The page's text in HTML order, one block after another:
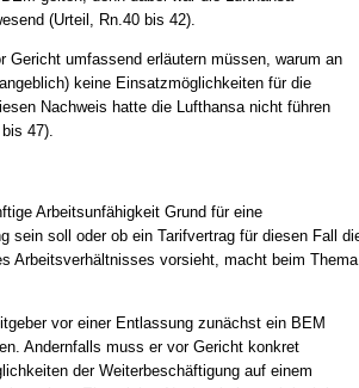
(Urteil, Rn.40 bis 42).
Gericht umfassend erläutern müssen, warum an
keine Einsatzmöglichkeiten für die
Nachweis hatte die Lufthansa nicht führen
47).
Arbeitsunfähigkeit Grund für eine
sein soll oder ob ein Tarifvertrag für diesen Fall
Arbeitsverhältnisses vorsieht, macht beim Thema
vor einer Entlassung zunächst ein BEM
Andernfalls muss er vor Gericht konkret
der Weiterbeschäftigung auf einem